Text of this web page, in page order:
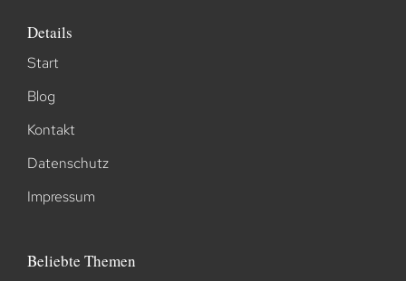
Details
Start
Blog
Kontakt
Datenschutz
Impressum
Beliebte Themen